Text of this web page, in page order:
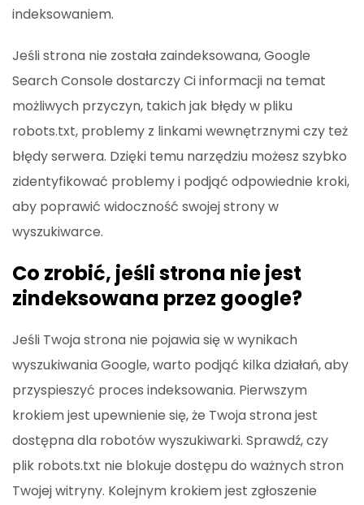
indeksowaniem.
Jeśli strona nie została zaindeksowana, Google
Search Console dostarczy Ci informacji na temat
możliwych przyczyn, takich jak błędy w pliku
robots.txt, problemy z linkami wewnętrznymi czy też
błędy serwera. Dzięki temu narzędziu możesz szybko
zidentyfikować problemy i podjąć odpowiednie kroki,
aby poprawić widoczność swojej strony w
wyszukiwarce.
Co zrobić, jeśli strona nie jest
zindeksowana przez google?
Jeśli Twoja strona nie pojawia się w wynikach
wyszukiwania Google, warto podjąć kilka działań, aby
przyspieszyć proces indeksowania. Pierwszym
krokiem jest upewnienie się, że Twoja strona jest
dostępna dla robotów wyszukiwarki. Sprawdź, czy
plik robots.txt nie blokuje dostępu do ważnych stron
Twojej witryny. Kolejnym krokiem jest zgłoszenie